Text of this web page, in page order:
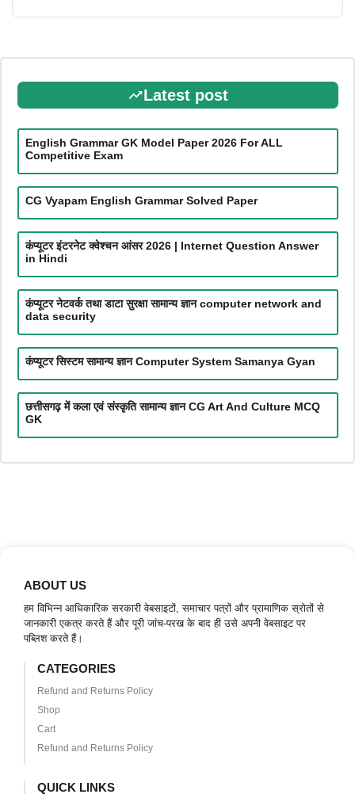
Latest post
English Grammar GK Model Paper 2026 For ALL
Competitive Exam
CG Vyapam English Grammar Solved Paper
कंप्यूटर इंटरनेट क्वेश्चन आंसर 2026 | Internet Question Answer
in Hindi
कंप्यूटर नेटवर्क तथा डाटा सुरक्षा सामान्य ज्ञान computer network and
data security
कंप्यूटर सिस्टम सामान्य ज्ञान Computer System Samanya Gyan
छत्तीसगढ़ में कला एवं संस्कृति सामान्य ज्ञान CG Art And Culture MCQ
GK
ABOUT US
हम विभिन्न आधिकारिक सरकारी वेबसाइटों, समाचार पत्रों और प्रामाणिक स्रोतों से
जानकारी एकत्र करते हैं और पूरी जांच-परख के बाद ही उसे अपनी वेबसाइट पर
पब्लिश करते हैं।
CATEGORIES
Refund and Returns Policy
Shop
Cart
Refund and Returns Policy
QUICK LINKS